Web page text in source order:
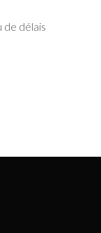
de délais